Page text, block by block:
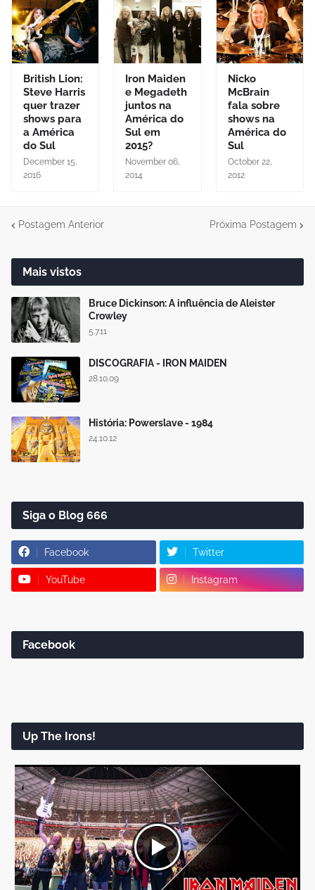
British Lion:
Steve Harris
quer trazer
shows para
a América
do Sul
December 15,
2016
Iron Maiden
e Megadeth
juntos na
América do
Sul em
2015?
November 06,
2014
Nicko
McBrain
fala sobre
shows na
América do
Sul
October 22,
2012
Postagem Anterior Próxima Postagem
Mais vistos
Bruce Dickinson: A influência de Aleister
Crowley
5.7.11
DISCOGRAFIA - IRON MAIDEN
28.10.09
História: Powerslave - 1984
24.10.12
Siga o Blog 666
Facebook Twitter
YouTube Instagram
Facebook
Up The Irons!